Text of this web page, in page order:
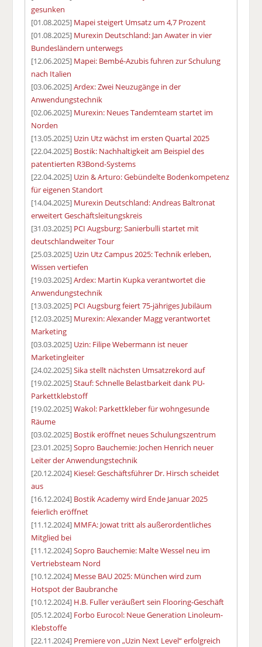
gesunken
[01.08.2025] Mapei steigert Umsatz um 4,7 Prozent
[01.08.2025] Murexin Deutschland: Jan Awater in vier
Bundesländern unterwegs
[12.06.2025] Mapei: Bembé-Azubis fuhren zur Schulung
nach Italien
[03.06.2025]Ardex: Zwei Neuzugänge in der
Anwendungstechnik
[02.06.2025] Murexin: Neues Tandemteam startet im
Norden
[13.05.2025] Uzin Utz wächst im ersten Quartal 2025
[22.04.2025] Bostik: Nachhaltigkeit am Beispiel des
patentierten R3Bond-Systems
[22.04.2025] Uzin & Arturo: Gebündelte Bodenkompetenz
für eigenen Standort
[14.04.2025] Murexin Deutschland: Andreas Baltronat
erweitert Geschäftsleitungskreis
[31.03.2025] PCI Augsburg: Sanierbulli startet mit
deutschlandweiter Tour
[25.03.2025] Uzin Utz Campus 2025: Technik erleben,
Wissen vertiefen
[19.03.2025]Ardex: Martin Kupka verantwortet die
Anwendungstechnik
[13.03.2025] PCI Augsburg feiert 75-jähriges Jubiläum
[12.03.2025] Murexin: Alexander Magg verantwortet
Marketing
[03.03.2025] Uzin: Filipe Webermann ist neuer
Marketingleiter
[24.02.2025]Sika stellt nächsten Umsatzrekord auf
[19.02.2025]Stauf: Schnelle Belastbarkeit dank PU-
Parkettklebstoff
[19.02.2025]Wakol: Parkettkleber für wohngesunde
Räume
[03.02.2025] Bostik eröffnet neues Schulungszentrum
[23.01.2025]Sopro Bauchemie: Jochen Henrich neuer
Leiter der Anwendungstechnik
[20.12.2024] Kiesel: Geschäftsführer Dr. Hirsch scheidet
aus
[16.12.2024] Bostik Academy wird Ende Januar 2025
feierlich eröffnet
[11.12.2024] MMFA: Jowat tritt als außerordentliches
Mitglied bei
[11.12.2024]Sopro Bauchemie: Malte Wessel neu im
Vertriebsteam Nord
[10.12.2024] Messe BAU 2025: München wird zum
Hotspot der Baubranche
[10.12.2024] H.B. Fuller veräußert sein Flooring-Geschäft
[05.12.2024] Forbo Eurocol: Neue Generation Linoleum-
Klebstoffe
[22.11.2024] Premiere von „Uzin Next Level“ erfolgreich